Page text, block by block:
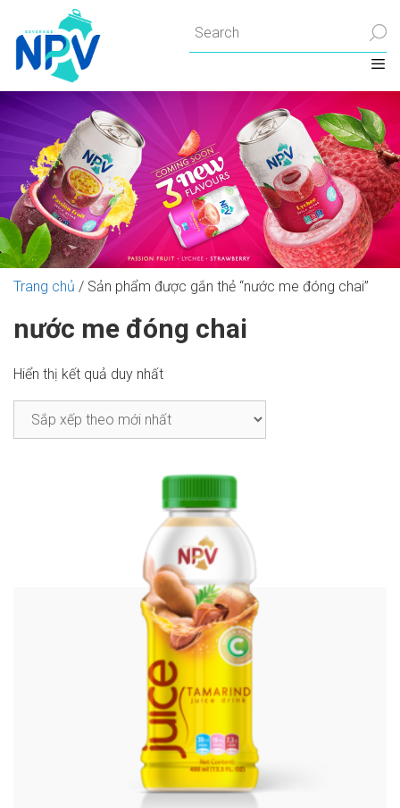
đến
Trang chủ / Sản phẩm được gắn thẻ “nước me đóng chai”
nước me đóng chai
Hiển thị kết quả duy nhất